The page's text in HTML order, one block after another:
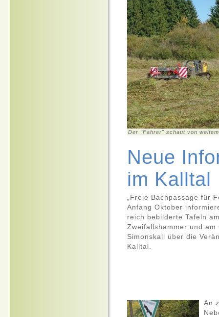
Der "Fahrer" schaut von
Neue
im Kalltal
„Freie Bachpassage für
Anfang Oktober
reich bebilderte Tafeln
Zweifallshammer und am
Simonskall über die
Kalltal.
An